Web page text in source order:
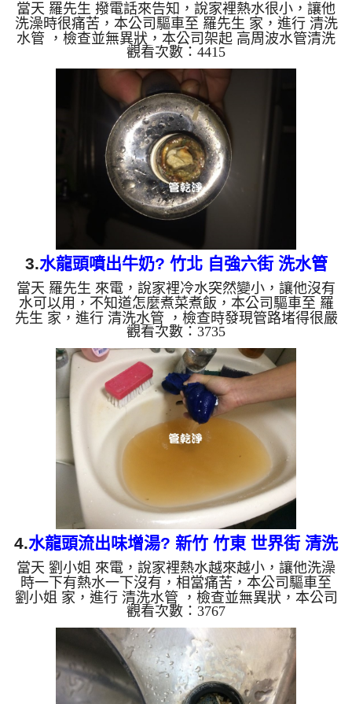
當天 羅先生 撥電話來告知，說家裡熱水很小，讓他
洗澡時很痛苦，本公司驅車至 羅先生 家，進行 清洗
水管 ，檢查並無異狀，本公司架起 高周波水管清洗
機，注入 檸檬酸 至水管，等候約15分鐘，利用 水管
清洗機 ，開啟 水槌 模式，把水管內的污垢及異物沖
出來，水龍頭出水呈現白色，就像是牛奶一樣，如下
影片，沒多久水管噴出黃色的水~最後變成咖啡色，
羅先生 說，家裡的水管裡怎麼這麼髒!! 如是自來水，
如水管老化，會產生鐵鏽跟泥沙堆積，洗出來的水就
會是咖啡色，地下水含有氧化錳，管壁上會結成黑色
管垢，洗出...
觀看次數：4415
3.水龍頭噴出牛奶? 竹北 自強六街 洗水管
當天 羅先生 來電，說家裡冷水突然變小，讓他沒有
水可以用，不知道怎麼煮菜煮飯，本公司驅車至 羅
先生 家，進行 清洗水管 ，檢查時發現管路堵得很嚴
重，如下圖，本公司架起 高周波水管清洗機，注
入 檸檬酸 至水管，等候約15分鐘，利用 水管清洗機
，開啟 水槌 模式，把水管內的污垢及異物沖出來，
一開始怎麼洗都沒東西，突然水龍頭出水呈現白色，
就像牛奶一樣，如下影片，羅先生 說，我家水管裡
怎麼會這樣!! 如是自來水，如水管老化，會產生鐵鏽
跟泥沙堆積，洗出來的水就會是咖啡色，地下水含有
氧化錳，管壁上會...
觀看次數：3735
4.水龍頭流出味增湯? 新竹 竹東 世界街 清洗
水管
當天 劉小姐 來電，說家裡熱水越來越小，讓他洗澡
時一下有熱水一下沒有，相當痛苦，本公司驅車至
劉小姐 家，進行 清洗水管 ，檢查並無異狀，本公司
架起 高周波水管清洗機，注入 檸檬酸 至水管，等候
約15分鐘，利用 水管清洗機 ，開啟 水槌 模式，把水
管內的污垢及異物沖出來，水龍頭出水呈現鮮黃色，
就像是味增湯一樣，如下影片，劉小姐 說，我家水
管裡怎麼這樣!! 如是自來水，如水管老化，會產生鐵
鏽跟泥沙堆積，洗出來的水就會是咖啡色，地下水含
觀看次數：3767